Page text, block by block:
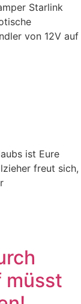
Starlink
von 12V auf
ist Eure
freut sich,
müsst